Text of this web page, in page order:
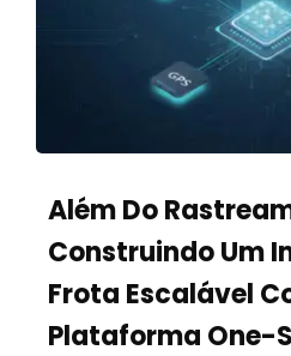
Além Do
Construindo Um
Frota Escalável
Plataforma One-